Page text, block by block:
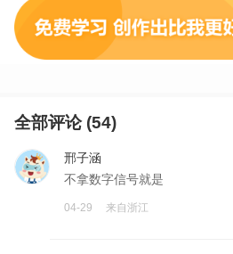
全部评论 (54)
邢子涵
不拿数字信号就是
04-29 来自浙江